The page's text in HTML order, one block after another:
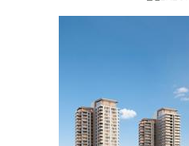
Esat BİNDESEN